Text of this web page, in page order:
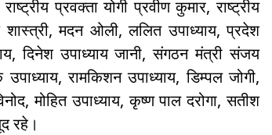
प्रवक्ता योगी प्रवीण कुमार, राष्ट्रीय
मदन ओली, ललित उपाध्याय, प्रदेश
दिनेश उपाध्याय जानी, संगठन मंत्री संजय
रामकिशन उपाध्याय, डिम्पल जोगी,
मोहित उपाध्याय, कृष्ण पाल दरोगा, सतीश
रहे।